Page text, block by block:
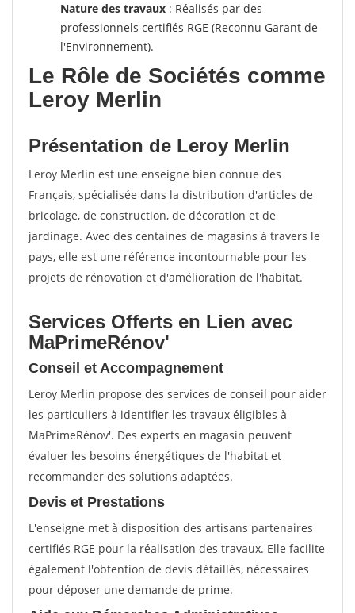
Nature des travaux : Réalisés par des
professionnels certifiés RGE (Reconnu Garant de
l'Environnement).
Le Rôle de Sociétés comme
Leroy Merlin
Présentation de Leroy Merlin
Leroy Merlin est une enseigne bien connue des
Français, spécialisée dans la distribution d'articles de
bricolage, de construction, de décoration et de
jardinage. Avec des centaines de magasins à travers le
pays, elle est une référence incontournable pour les
projets de rénovation et d'amélioration de l'habitat.
Services Offerts en Lien avec
MaPrimeRénov'
Conseil et Accompagnement
Leroy Merlin propose des services de conseil pour aider
les particuliers à identifier les travaux éligibles à
MaPrimeRénov'. Des experts en magasin peuvent
évaluer les besoins énergétiques de l'habitat et
recommander des solutions adaptées.
Devis et Prestations
L'enseigne met à disposition des artisans partenaires
certifiés RGE pour la réalisation des travaux. Elle facilite
également l'obtention de devis détaillés, nécessaires
pour déposer une demande de prime.